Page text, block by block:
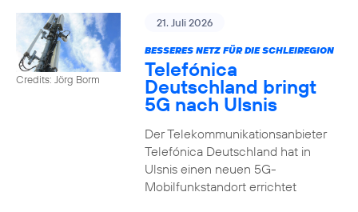
Credits: Jörg Borm
21. Juli 2026
BESSERES NETZ FÜR DIE SCHLEIREGION
Telefónica
Deutschland bringt
5G nach Ulsnis
Der Telekommunikationsanbieter
Telefónica Deutschland hat in
Ulsnis einen neuen 5G-
Mobilfunkstandort errichtet